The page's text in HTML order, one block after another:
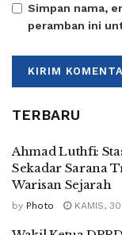
Simpan nama,
peramban ini
TERBARU
Ahmad Luthfi:
Sekadar Sarana
Warisan Sejarah
by Photo KAMIS,